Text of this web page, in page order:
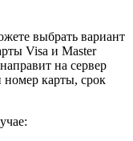
выбрать вариант
Visa и Master
на сервер
карты, срок